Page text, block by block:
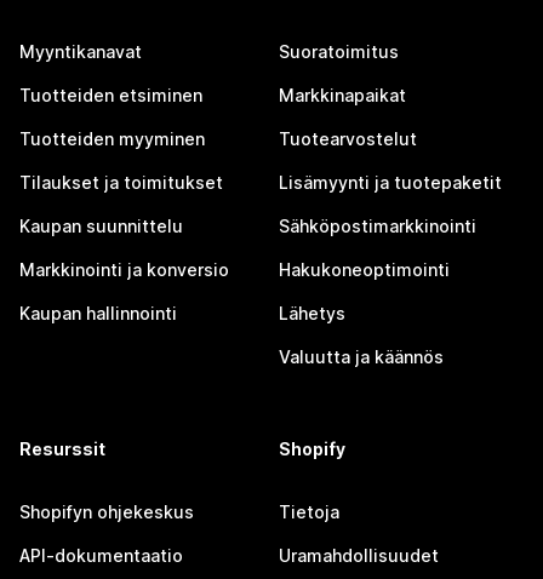
Myyntikanavat
Tuotteiden etsiminen
Tuotteiden myyminen
Tilaukset ja toimitukset
Kaupan suunnittelu
Markkinointi ja konversio
Kaupan hallinnointi
Suoratoimitus
Markkinapaikat
Tuotearvostelut
Lisämyynti ja tuotepaketit
Sähköpostimarkkinointi
Hakukoneoptimointi
Lähetys
Valuutta ja käännös
Resurssit
Shopifyn ohjekeskus
API-dokumentaatio
Shopify
Tietoja
Uramahdollisuudet